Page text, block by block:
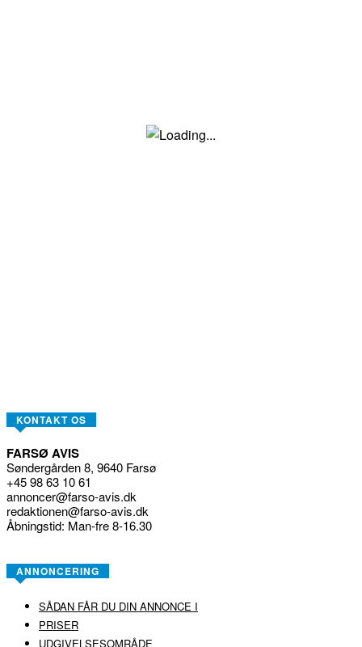
KONTAKT OS
FARSØ AVIS
Søndergården 8, 9640 Farsø
+45 98 63 10 61
annoncer@farso-avis.dk
redaktionen@farso-avis.dk
Åbningstid: Man-fre 8-16.30
ANNONCERING
SÅDAN FÅR DU DIN ANNONCE I
PRISER
UDGIVELSESOMRÅDE